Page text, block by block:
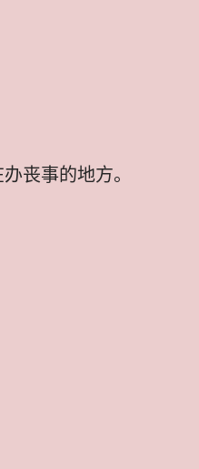
丧事的地方。